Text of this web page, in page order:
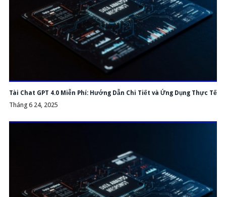
Tài Chat GPT 4.0 Miễn Phí: Hướng Dẫn Chi Tiết và Ứng Dụng Thực Tế
Tháng 6 24, 2025